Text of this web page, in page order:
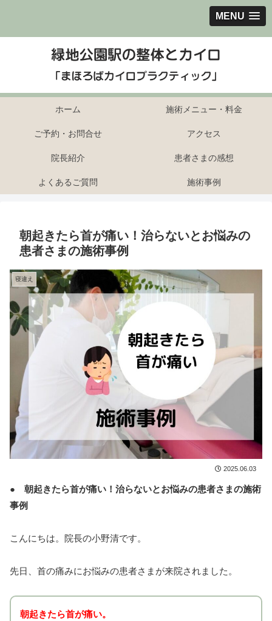
MENU
ホーム 施術メニュー・料金
ご予約・お問合せ アクセス
院長紹介 患者さまの感想
よくあるご質問 施術事例
朝起きたら首が痛い！治らないとお悩みの
患者さまの施術事例
寝違え
2025.06.03
● 朝起きたら首が痛い！治らないとお悩みの患者さまの施術
事例
こんにちは。院長の小野清です。
先日、首の痛みにお悩みの患者さまが来院されました。
朝起きたら首が痛い。